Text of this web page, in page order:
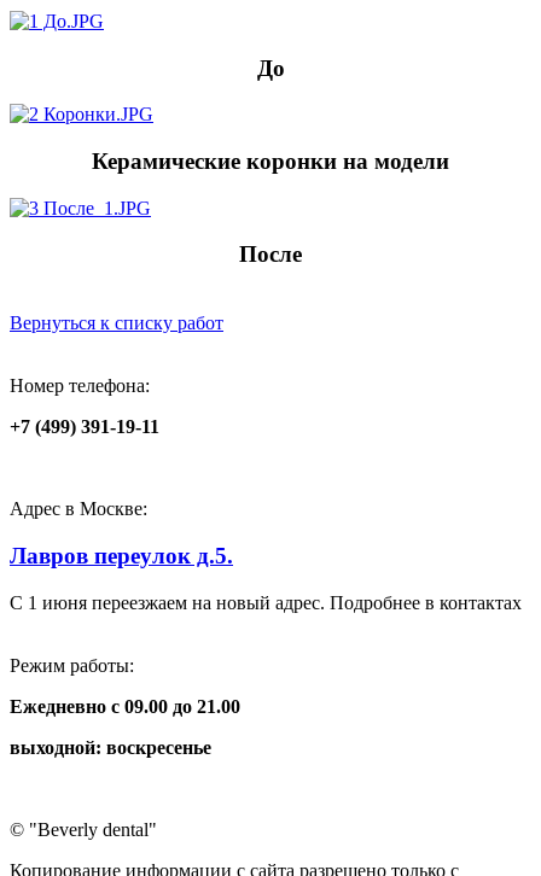
До
Керамические коронки на модели
После
Вернуться к списку работ
Номер телефона:
+7 (499) 391-19-11
Адрес в Москве:
Лавров переулок д.5.
С 1 июня переезжаем на новый адрес. Подробнее в контактах
Режим работы:
Ежедневно с 09.00 до 21.00
выходной: воскресенье
© "Beverly dental"
Копирование информации с сайта разрешено только с